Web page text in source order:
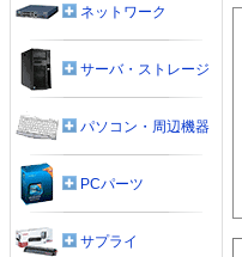
ネットワーク
サーバ・ストレージ
パソコン・周辺機器
PCパーツ
サプライ